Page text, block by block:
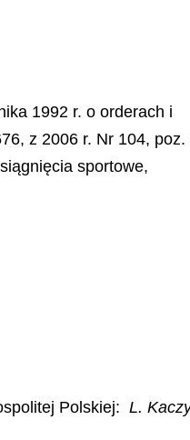
1992 r. o orderach i
z 2006 r. Nr 104, poz.
sportowe,
Polskiej: L.